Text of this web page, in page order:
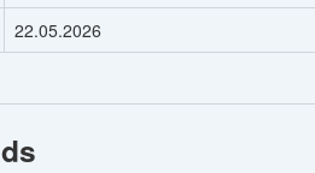
22.05.2026